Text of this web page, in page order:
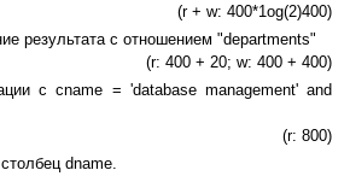
(r + w: 400*1og(2)400)
результата с отношением "departments"
(r: 400 + 20; w: 400 + 400)
с cname = 'database management' and
(r: 800)
dname.